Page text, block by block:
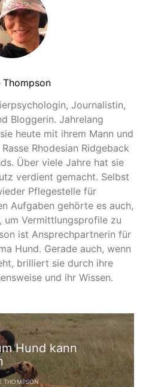
Thompson
Journalistin,
Bloggerin. Jahrelang
heute mit ihrem Mann und
Rhodesian Ridgeback
Über viele Jahre hat sie
verdient gemacht. Selbst
Pflegestelle für
Aufgaben gehörte es auch,
um Vermittlungsprofile zu
ist Ansprechpartnerin für
Hund. Gerade auch, wenn
brilliert sie durch ihre
und ihr Wissen.
Hund kann
THOMPSON